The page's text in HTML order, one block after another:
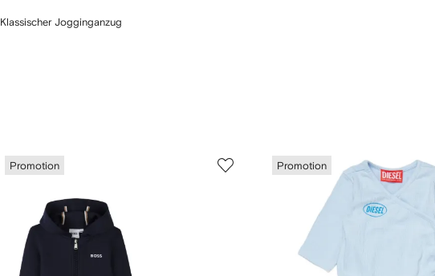
Klassischer Jogginganzug
Promotion Promotion